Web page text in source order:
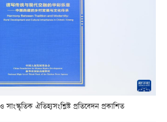
সাংস্কৃতিক ঐতিহ্যসংশ্লিষ্ট প্রতিবেদন প্রকাশিত